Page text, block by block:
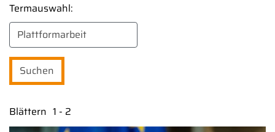
Termauswahl:
Blättern 1 - 2